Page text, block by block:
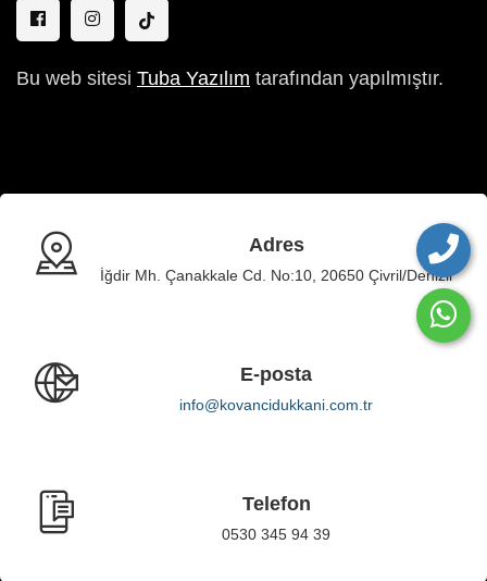
Bu web sitesi Tuba Yazılım tarafından yapılmıştır.
Adres
İğdir Mh. Çanakkale Cd. No:10, 20650 Çivril/Denizli
E-posta
info@kovancidukkani.com.tr
Telefon
0530 345 94 39